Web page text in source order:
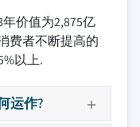
价值为2,875亿
费者不断提高的
以上.
运作?